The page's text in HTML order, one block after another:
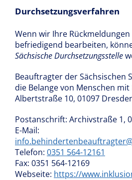
Durchsetzungsverfahren
Wenn wir Ihre
befriedigend bearbeiten,
Sächsische Durchsetzungsstelle
Beauftragter der Sächsischen
die Belange von Menschen
Albertstraße 10, 01097
Postanschrift: Archivstraße 1,
E-Mail:
Telefon: 0351 564-12161
Fax: 0351 564-12169
Webseite: https://